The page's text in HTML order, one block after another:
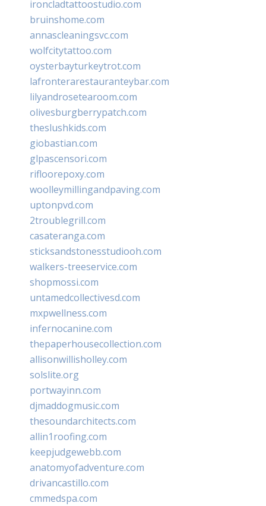
ironcladtattoostudio.com
bruinshome.com
annascleaningsvc.com
wolfcitytattoo.com
oysterbayturkeytrot.com
lafronterarestauranteybar.com
lilyandrosetearoom.com
olivesburgberrypatch.com
theslushkids.com
giobastian.com
glpascensori.com
rifloorepoxy.com
woolleymillingandpaving.com
uptonpvd.com
2troublegrill.com
casateranga.com
sticksandstonesstudiooh.com
walkers-treeservice.com
shopmossi.com
untamedcollectivesd.com
mxpwellness.com
infernocanine.com
thepaperhousecollection.com
allisonwillisholley.com
solslite.org
portwayinn.com
djmaddogmusic.com
thesoundarchitects.com
allin1roofing.com
keepjudgewebb.com
anatomyofadventure.com
drivancastillo.com
cmmedspa.com